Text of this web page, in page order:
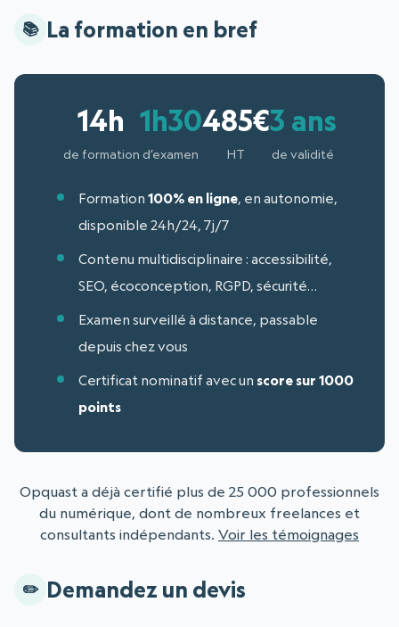
La formation en bref
14h
de formation
1h30
d’examen
485€
HT
3 ans
de validité
Formation 100% en ligne, en autonomie,
disponible 24h/24, 7j/7
Contenu multidisciplinaire : accessibilité,
SEO, écoconception, RGPD, sécurité…
Examen surveillé à distance, passable
depuis chez vous
Certificat nominatif avec un score sur 1000
points
Opquast a déjà certifié plus de 25 000 professionnels
du numérique, dont de nombreux freelances et
consultants indépendants. Voir les témoignages
Demandez un devis